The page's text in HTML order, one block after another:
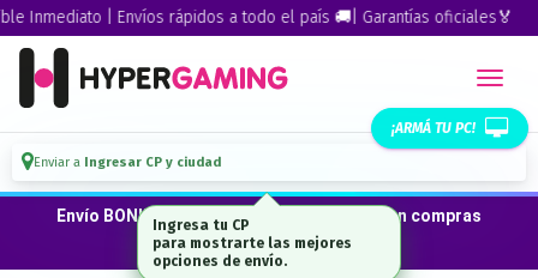
| Envíos rápidos a todo el país 🚚| Garantías oficiales🏅
¡ARMÁ TU PC!
Enviar a Ingresar CP y ciudad
Envío BONIFICADO a CABA · GBA ·La Plata en compras
desde $300.000*
Ingresa tu CP
para mostrarte las mejores
opciones de envío.